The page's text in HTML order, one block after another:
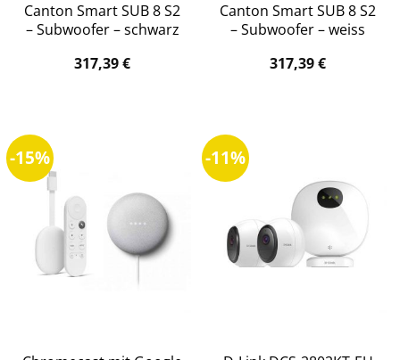
Canton Smart SUB 8 S2
– Subwoofer – schwarz
317,39€
Canton Smart SUB 8 S2
– Subwoofer – weiss
317,39€
-15% -11%